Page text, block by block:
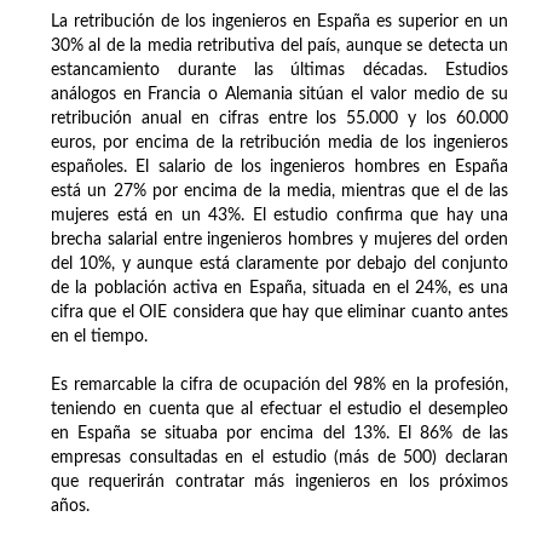
La retribución de los ingenieros en España es superior en un
30% al de la media retributiva del país, aunque se detecta un
estancamiento durante las últimas décadas. Estudios
análogos en Francia o Alemania sitúan el valor medio de su
retribución anual en cifras entre los 55.000 y los 60.000
euros, por encima de la retribución media de los ingenieros
españoles. El salario de los ingenieros hombres en España
está un 27% por encima de la media, mientras que el de las
mujeres está en un 43%. El estudio confirma que hay una
brecha salarial entre ingenieros hombres y mujeres del orden
del 10%, y aunque está claramente por debajo del conjunto
de la población activa en España, situada en el 24%, es una
cifra que el OIE considera que hay que eliminar cuanto antes
en el tiempo.
Es remarcable la cifra de ocupación del 98% en la profesión,
teniendo en cuenta que al efectuar el estudio el desempleo
en España se situaba por encima del 13%. El 86% de las
empresas consultadas en el estudio (más de 500) declaran
que requerirán contratar más ingenieros en los próximos
años.